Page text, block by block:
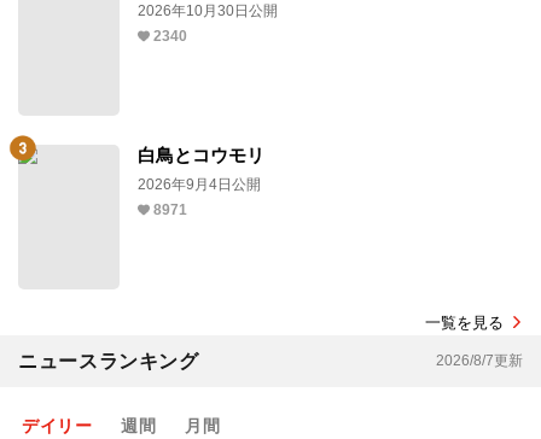
2026年10月30日公開
2340
白鳥とコウモリ
2026年9月4日公開
8971
一覧を見る
ニュースランキング 2026/8/7更新
デイリー 週間 月間